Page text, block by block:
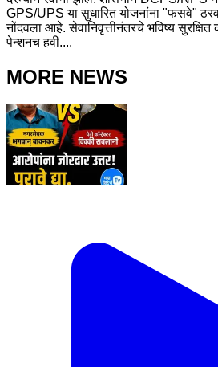
GPS/UPS या सुधारित योजनांना "फसवे"
नोंदवला आहे. सेवानिवृत्तीनंतरचे भविष्य
पेन्शनच हवी....
MORE NEWS